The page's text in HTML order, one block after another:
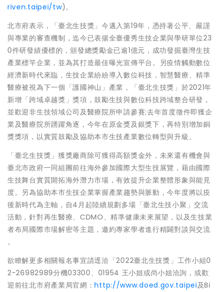
riven.taipei/tw)。
北市府表示，「臺北生技獎」今邁入第19年，憑持著公平、嚴謹
與專業的審查機制，迄今已表揚全臺優秀生技企業與學研單位23
0件研發績優標的，頒發總獎勵金已逾1億元，成功發掘臺灣生技
產業標竿企業，並為其打造最佳曝光宣傳平台。另疫情觸動數位
經濟新時代來臨，生技企業紛紛導入數位科技，智慧醫療、精準
醫療被視為下一個「護國神山」產業，「臺北生技獎」於2021年
新增「跨域卓越獎」獎項，鼓勵生技與數位科技跨域整合研發，
並歡迎非生技領域公司及醫療院所申請參賽;去年首度徵件即獲企
業及醫療院所踴躍角逐，今年在原金獎及銀獎下，再特別增加銅
獎獎項，以實質鼓勵及協助本市生技產業數位轉型與升級。
「臺北生技獎」獲獎廠商除可獲得高額獎金外，未來還有機會與
臺北市政府一同組團前往海外參加國際大型生技展覽，藉由國際
生技舞台實質開拓海外潛力市場，有效提升企業整體形象與能見
度。另為協助本市生技企業掌握產業趨勢與脈動，今年度將以疫
後新時代為主軸，自4月起陸續規劃多場「臺北生技小聚」交流
活動，針對再生醫療、CDMO、精準健康未來展望，以及生技業
者布局國際市場解密等主題，邀約專家學者進行精闢對談與交流
。
欲瞭解更多相關報名事宜請逕洽「2022臺北生技獎」工作小組0
2-26982989分機03300、01954 王小姐或尚小姐洽詢，或歡
迎前往北市府產業局官網：http://www.doed.gov.taipei及Bi